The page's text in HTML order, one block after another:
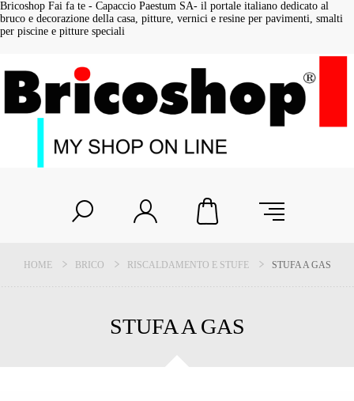
Bricoshop Fai fa te - Capaccio Paestum SA- il portale italiano dedicato al
bruco e decorazione della casa, pitture, vernici e resine per pavimenti, smalti
per piscine e pitture speciali
HOME BRICO RISCALDAMENTO E STUFE STUFA A GAS
STUFA A GAS